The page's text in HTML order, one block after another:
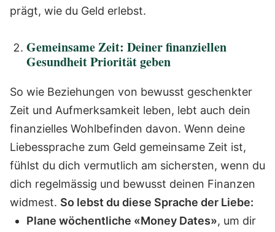
prägt, wie du Geld erlebst.
Gemeinsame Zeit: Deiner finanziellen
Gesundheit Priorität geben
So wie Beziehungen von bewusst geschenkter
Zeit und Aufmerksamkeit leben, lebt auch dein
finanzielles Wohlbefinden davon. Wenn deine
Liebessprache zum Geld gemeinsame Zeit ist,
fühlst du dich vermutlich am sichersten, wenn du
dich regelmässig und bewusst deinen Finanzen
widmest. So lebst du diese Sprache der Liebe:
Plane wöchentliche «Money Dates», um dir